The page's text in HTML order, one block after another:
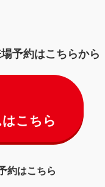
予約はこちらから
こちら
約はこちら